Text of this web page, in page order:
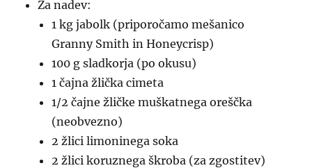
Za nadev:
1 kg jabolk (priporočamo mešanico
Granny Smith in Honeycrisp)
100 g sladkorja (po okusu)
1 čajna žlička cimeta
1/2 čajne žličke muškatnega oreščka
(neobvezno)
2 žlici limoninega soka
2 žlici koruznega škroba (za zgostitev)